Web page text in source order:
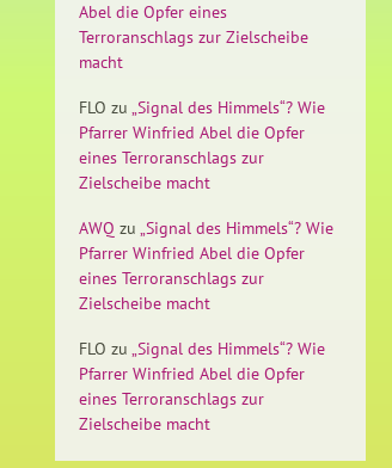
Abel die Opfer eines
Terroranschlags zur Zielscheibe
macht
FLO zu „Signal des Himmels“? Wie
Pfarrer Winfried Abel die Opfer
eines Terroranschlags zur
Zielscheibe macht
AWQ zu „Signal des Himmels“? Wie
Pfarrer Winfried Abel die Opfer
eines Terroranschlags zur
Zielscheibe macht
FLO zu „Signal des Himmels“? Wie
Pfarrer Winfried Abel die Opfer
eines Terroranschlags zur
Zielscheibe macht